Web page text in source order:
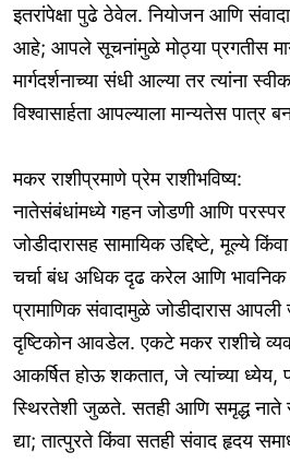
इतरांपेक्षा पुढे ठेवेल. नियोजन आणि
आहे; आपले सूचनांमुळे मोठ्या प्रगतीस
मार्गदर्शनाच्या संधी आल्या तर त्यांना
विश्वासार्हता आपल्याला मान्यतेस पात्र
मकर राशीप्रमाणे प्रेम राशीभविष्य:
नातेसंबंधांमध्ये गहन जोडणी आणि
जोडीदारासह सामायिक उद्दिष्टे, मूल्ये
चर्चा बंध अधिक दृढ करेल आणि भावनिक
प्रामाणिक संवादामुळे जोडीदारास
दृष्टिकोन आवडेल. एकटे मकर राशीचे
आकर्षित होऊ शकतात, जे त्यांच्या ध्येय,
स्थिरतेशी जुळते. सतही आणि समृद्ध नाते
द्या; तात्पुरते किंवा सतही संवाद हृदय